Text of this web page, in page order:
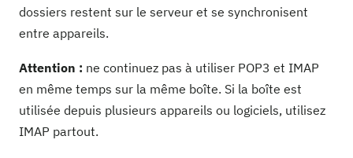
dossiers restent sur le serveur et se synchronisent
entre appareils.
Attention : ne continuez pas à utiliser POP3 et IMAP
en même temps sur la même boîte. Si la boîte est
utilisée depuis plusieurs appareils ou logiciels, utilisez
IMAP partout.